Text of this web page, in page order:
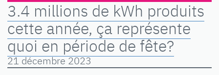
3.4 millions de kWh produits
cette année, ça représente
quoi en période de fête?
21 décembre 2023